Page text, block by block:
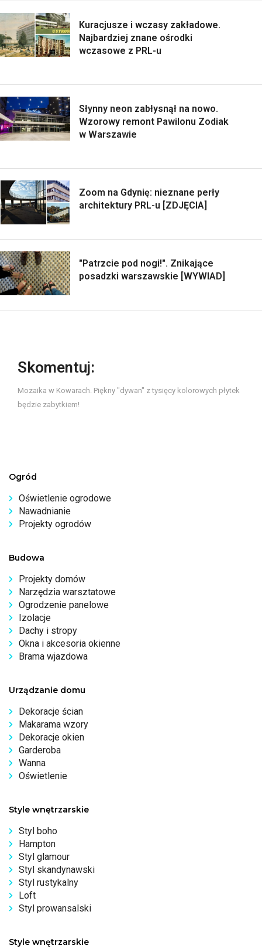
Kuracjusze i wczasy zakładowe.
Najbardziej znane ośrodki
wczasowe z PRL-u
Słynny neon zabłysnął na nowo.
Wzorowy remont Pawilonu Zodiak
w Warszawie
Zoom na Gdynię: nieznane perły
architektury PRL-u [ZDJĘCIA]
"Patrzcie pod nogi!". Znikające
posadzki warszawskie [WYWIAD]
Skomentuj:
Mozaika w Kowarach. Piękny "dywan" z tysięcy kolorowych płytek
będzie zabytkiem!
Ogród
Oświetlenie ogrodowe
Nawadnianie
Projekty ogrodów
Budowa
Projekty domów
Narzędzia warsztatowe
Ogrodzenie panelowe
Izolacje
Dachy i stropy
Okna i akcesoria okienne
Brama wjazdowa
Urządzanie domu
Dekoracje ścian
Makarama wzory
Dekoracje okien
Garderoba
Wanna
Oświetlenie
Style wnętrzarskie
Styl boho
Hampton
Styl glamour
Styl skandynawski
Styl rustykalny
Loft
Styl prowansalski
Style wnętrzarskie